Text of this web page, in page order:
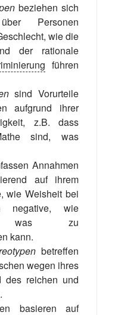
beziehen sich
Personen
wie die
der rationale
führen
sind Vorurteile
aufgrund ihrer
z.B. dass
sind, was
Annahmen
auf ihrem
wie Weisheit bei
negative, wie
was zu
kann.
betreffen
wegen ihres
des reichen und
basieren auf